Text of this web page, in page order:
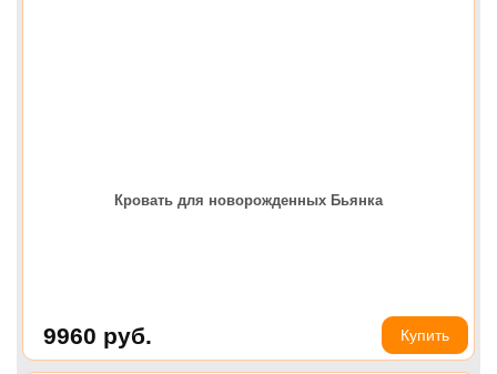
Кровать для новорожденных Бьянка
9960 руб. Купить